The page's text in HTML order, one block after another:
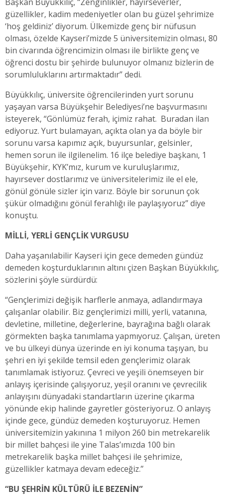
güzellikler, kadim medeniyetler olan bu güzel şehrimize
‘hoş geldiniz’ diyorum. Ülkemizde genç bir nüfusun
olması, özelde Kayseri’mizde 5 üniversitemizin olması, 80
bin civarında öğrencimizin olması ile birlikte genç ve
öğrenci dostu bir şehirde bulunuyor olmanız bizlerin de
sorumluluklarını artırmaktadır” dedi.
Büyükkılıç, üniversite öğrencilerinden yurt sorunu
yaşayan varsa Büyükşehir Belediyesi’ne başvurmasını
isteyerek, “Gönlümüz ferah, içimiz rahat. Buradan ilan
ediyoruz. Yurt bulamayan, açıkta olan ya da böyle bir
sorunu varsa kapımız açık, buyursunlar, gelsinler,
hemen sorun ile ilgilenelim. 16 ilçe belediye başkanı, 1
Büyükşehir, KYK’mız, kurum ve kuruluşlarımız,
hayırsever dostlarımız ve üniversitelerimiz ile el ele,
gönül gönüle sizler için varız. Böyle bir sorunun çok
şükür olmadığını gönül ferahlığı ile paylaşıyoruz” diye
konuştu.
MİLLİ, YERLİ GENÇLİK VURGUSU
Daha yaşanılabilir Kayseri için gece demeden gündüz
demeden koşturduklarının altını çizen Başkan Büyükkılıç,
sözlerini şöyle sürdürdü:
“Gençlerimizi değişik harflerle anmaya, adlandırmaya
çalışanlar olabilir. Biz gençlerimizi milli, yerli, vatanına,
devletine, milletine, değerlerine, bayrağına bağlı olarak
görmekten başka tanımlama yapmıyoruz. Çalışan, üreten
ve bu ülkeyi dünya üzerinde en iyi konuma taşıyan, bu
şehri en iyi şekilde temsil eden gençlerimiz olarak
tanımlamak istiyoruz. Çevreci ve yeşili önemseyen bir
anlayış içerisinde çalışıyoruz, yeşil oranını ve çevrecilik
anlayışını dünyadaki standartların üzerine çıkarma
yönünde ekip halinde gayretler gösteriyoruz. O anlayış
içinde gece, gündüz demeden koşturuyoruz. Hemen
üniversitemizin yakınına 1 milyon 260 bin metrekarelik
bir millet bahçesi ile yine Talas’ımızda 100 bin
metrekarelik başka millet bahçesi ile şehrimize,
güzellikler katmaya devam edeceğiz.”
“BU ŞEHRİN KÜLTÜRÜ İLE BEZENİN”